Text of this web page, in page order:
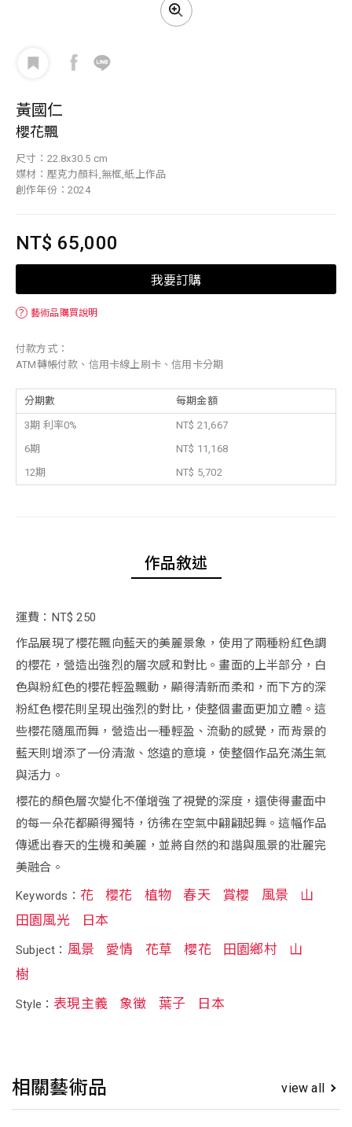
黃國仁
櫻花飄
尺寸：22.8x30.5 cm
媒材：壓克力顏料,無框,紙上作品
創作年份：2024
NT$ 65,000
我要訂購
？ 藝術品購買說明
付款方式：
ATM轉帳付款、信用卡線上刷卡、信用卡分期
分期數 每期金額
3期 利率0%
NT$ 21,667
6期
NT$ 11,168
12期
NT$ 5,702
作品敘述
運費：NT$ 250
作品展現了櫻花飄向藍天的美麗景象，使用了兩種粉紅色調
的櫻花，營造出強烈的層次感和對比。畫面的上半部分，白
色與粉紅色的櫻花輕盈飄動，顯得清新而柔和，而下方的深
粉紅色櫻花則呈現出強烈的對比，使整個畫面更加立體。這
些櫻花隨風而舞，營造出一種輕盈、流動的感覺，而背景的
藍天則增添了一份清澈、悠遠的意境，使整個作品充滿生氣
與活力。
櫻花的顏色層次變化不僅增強了視覺的深度，還使得畫面中
的每一朵花都顯得獨特，彷彿在空氣中翩翩起舞。這幅作品
傳遞出春天的生機和美麗，並將自然的和諧與風景的壯麗完
美融合。
Keywords： 花 櫻花 植物 春天 賞櫻 風景
山
田園風光
日本
Subject： 風景 愛情 花草 櫻花 田園鄉村
山
樹
Style： 表現主義 象徵 葉子 日本
相關藝術品 view all